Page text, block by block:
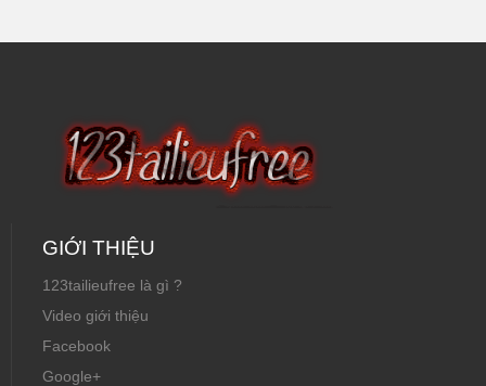
GIỚI THIỆU
123tailieufree là gì ?
Video giới thiệu
Facebook
Google+